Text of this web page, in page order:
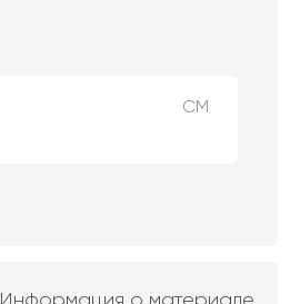
СМ
Информация о материале